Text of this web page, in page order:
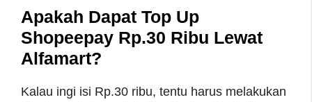
Apakah Dapat Top Up
Shopeepay Rp.30 Ribu Lewat
Alfamart?
Kalau ingi isi Rp.30 ribu, tentu harus melakukan